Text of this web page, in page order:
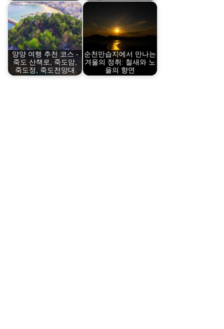
양양 여행 추천 코스 -
죽도 산책로, 죽도암,
죽도정, 죽도전망대
순천만습지에서 만나는
겨울의 정취: 철새와 노
을의 향연